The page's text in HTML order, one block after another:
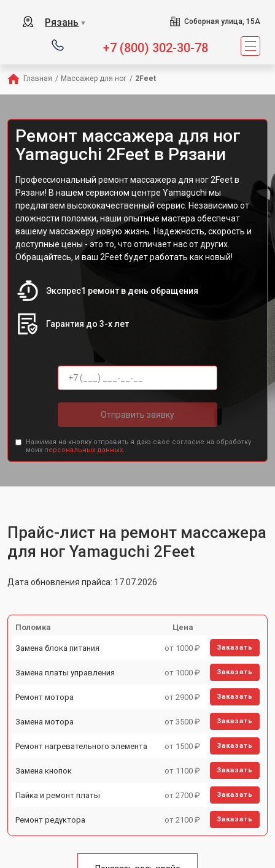
Рязань ▼ Соборная улица, 15А
+7 (800) 302-30-78
Главная / Массажер для ног / 2Feet
Ремонт массажера для ног
Yamaguchi 2Feet в Рязани
Профессиональный ремонт массажера для ног 2Feet в
Рязани! В нашем сервисном центре Yamaguchi мы
предлагаем высококачественный сервис. Независимо от
сложности поломки, наши опытные мастера обеспечат
вашему массажеру новую жизнь. Надежность, скорость и
доступные цены - это то, что отличает нас от других.
Обращайтесь, и ваш 2Feet будет работать как новый!
Экспрес1 ремонт в день обращения
Гарантия до 3-х лет
Отправить заявку
Нажимая на кнопку отправить я даю свое согласие на обработку
моих персональных данных.
Прайс-лист на ремонт массажера
для ног Yamaguchi 2Feet
Дата обновления прайса: 17.07.2026
Поломка Цена
Замена блока питания от 1000 ₽ Заказать
Замена платы управления от 1000 ₽ Заказать
Ремонт мотора от 2900 ₽ Заказать
Замена мотора от 3500 ₽ Заказать
Ремонт нагревательного элемента от 1500 ₽ Заказать
Замена кнопок от 1100 ₽ Заказать
Пайка и ремонт платы от 2700 ₽ Заказать
Ремонт редуктора от 2100 ₽ Заказать